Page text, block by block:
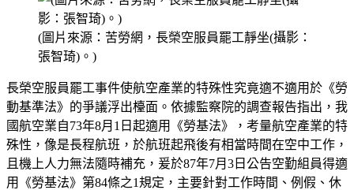
(圖片來源：苦勞網，長榮空服員罷工靜坐(攝影：
張智琦)。)
長榮空服員罷工事件使航空產業的特殊性究竟適不適用於《勞
動基準法》的爭議浮出檯面。依據監察院的調查報告指出，我
國航空業自73年8月1日起適用《勞基法》，考量航空產業的特
殊性，像是長程航班，於航班起飛後有相當時間在空中工作，
且機上人力無法隨時補充，爰於87年7月3日公告空勤組員得適
用《勞基法》第84條之1規定，主要針對工作時間、例假、休